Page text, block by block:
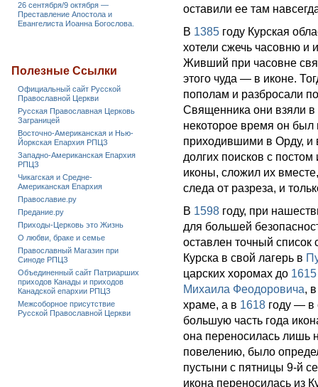
оставили ее там
В 1385 году Курская
хотели сжечь часовню и
Живший при часовне
этого чуда — в иконе.
пополам и разбросали
Священника они взяли
некоторое время он был
приходившими в Орду, и
долгих поисков с
иконы, сложил их
следа от разреза, и
В 1598 году, при
для большей
оставлен точный список
Курска в свой лагерь в
царских хоромах до 1615
Михаила Феодоровича,
храме, а в 1618 году — в
большую часть года
она переносилась лишь
повелению, было
пустыни с пятницы 9-й
икона переносилась из
26 сентября/9 октября —
Преставление Апостола и
Евангелиста Иоанна Богослова.
Полезные Ссылки
Официальный сайт Русской
Православной Церкви
Русская Православная Церковь
Заграницей
Восточно-Американская и Нью-
Йоркская Епархия РПЦЗ
Западно-Американская Епархия
РПЦЗ
Чикагская и Средне-
Американская Епархия
Православие.ру
Предание.ру
Приходы-Церковь это Жизнь
О любви, браке и семье
Православный Магазин при
Синоде РПЦЗ
Объединенный сайт Патриарших
приходов Канады и приходов
Канадской епархии РПЦЗ
Межсоборное присутствие
Русской Православной Церкви